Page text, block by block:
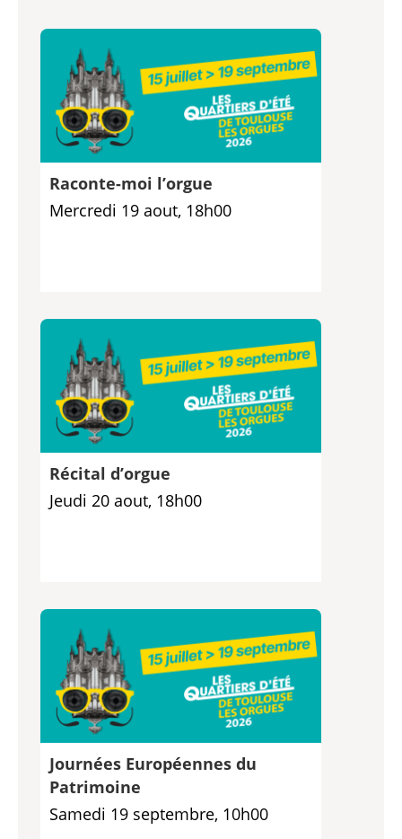
Raconte-moi l’orgue
Mercredi 19 aout, 18h00
Récital d’orgue
Jeudi 20 aout, 18h00
Journées Européennes du
Patrimoine
Samedi 19 septembre, 10h00